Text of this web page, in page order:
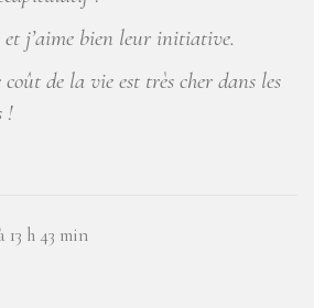
j’aime bien leur initiative.
de la vie est très cher dans les
!
13 h 43 min